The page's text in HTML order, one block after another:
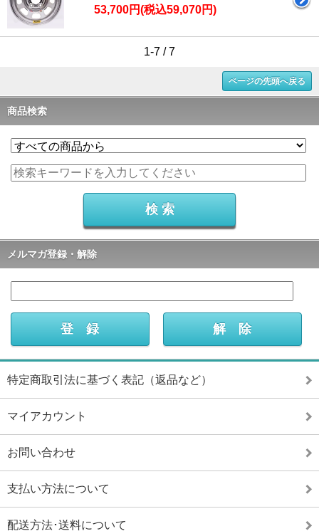
53,700円(税込59,070円)
1-7 / 7
ページの先頭へ戻る
商品検索
メルマガ登録・解除
特定商取引法に基づく表記（返品など）
マイアカウント
お問い合わせ
支払い方法について
配送方法･送料について